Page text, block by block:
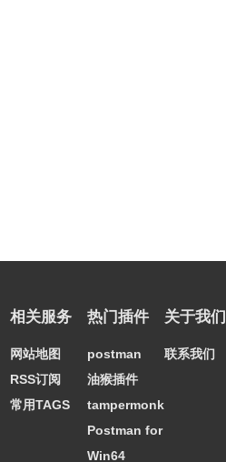
相关服务
网站地图
RSS订阅
常用TAGS
热门插件
postman
油猴插件
tampermonkey
Postman for
Win64
关于我们
联系我们